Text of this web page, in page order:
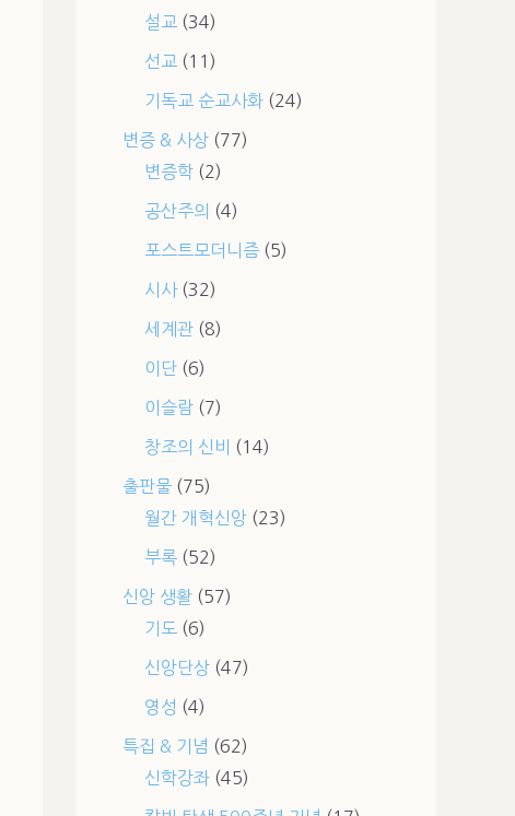
설교 (34)
선교 (11)
기독교 순교사화(24)
변증 & 사상(77)
변증학(2)
공산주의 (4)
포스트모더니즘(5)
시사(32)
세계관(8)
이단(6)
이슬람(7)
창조의 신비 (14)
출판물(75)
월간 개혁신앙(23)
부록(52)
신앙 생활(57)
기도 (6)
신앙단상(47)
영성 (4)
특집 & 기념 (62)
신학강좌(45)